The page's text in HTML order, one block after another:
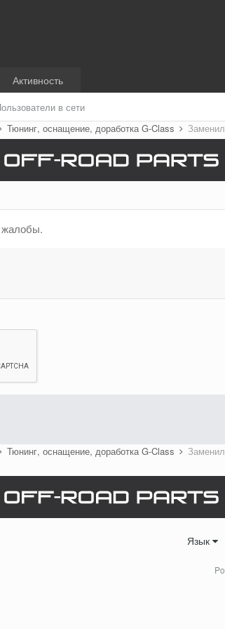
в сети
Активность
Тюнинг, оснащение, доработка G-Class
жалобы.
Тюнинг, оснащение, доработка G-Class
Язык